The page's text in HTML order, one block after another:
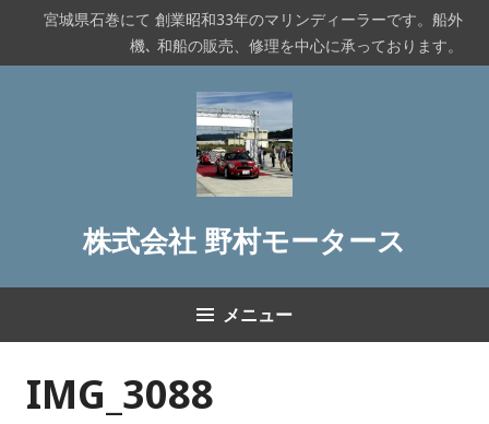
テ
宮城県石巻にて 創業昭和33年のマリンディーラーです。船外
機､ 和船の販売、修理を中心に承っております。
株式会社 野村モータース
メニュー
IMG_3088